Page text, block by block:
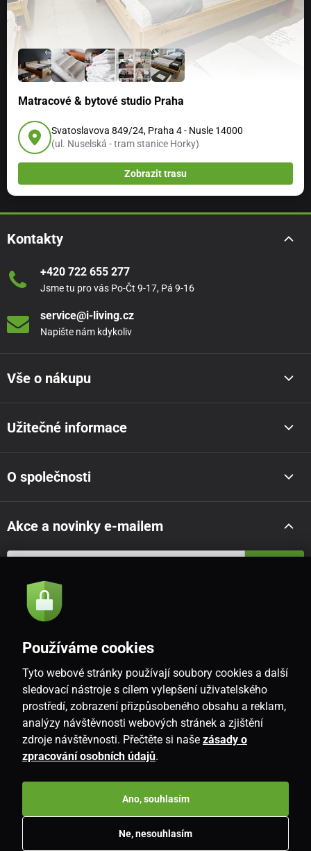
Matracové & bytové studio Praha
Svatoslavova 849/24, Praha 4 - Nusle 14000
(ul. Nuselská - tram stanice Horky)
Zobrazit trasu
Kontakty
+420 722 655 277
Jsme tu pro vás Po-Čt 9-17, Pá 9-16
service@i-living.cz
Napište nám kdykoliv
Vše o nákupu
Užitečné informace
O společnosti
Akce a novinky e-mailem
Souhlasím se
CZ
www.i-living.cz. Všechna práva vyhrazena.
Používáme cookies
Tyto webové stránky používají soubory cookies a další
sledovací nástroje s cílem vylepšení uživatelského
prostředí, zobrazení přizpůsobeného obsahu a reklam,
analýzy návštěvnosti webových stránek a zjištění
zdroje návštěvnosti. Přečtěte si naše zásady o
zpracování osobních údajů.
Ne, nesouhlasím
Ano, souhlasím